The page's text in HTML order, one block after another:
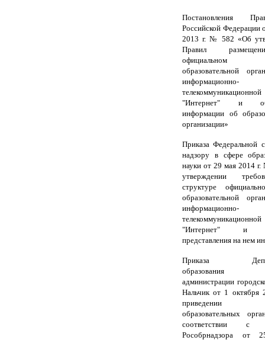
Постановления
Российской Федерации
2013 г. № 582 «Об
Правил
официальном
образовательной
информационно-
"Интернет" и
информации об
организации»
Приказа Федеральной
надзору в сфере
науки от 29 мая 2014
утверждении
структуре
образовательной
информационно-
"Интернет" и
представления на нем
Приказа
образования
администрации
Нальчик от 1 октября
приведении
образовательных
соответствии с
Рособрнадзора от